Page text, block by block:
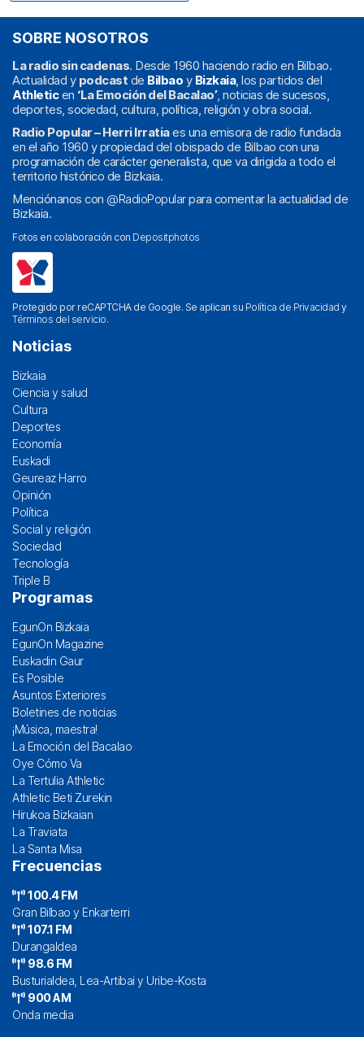
SOBRE NOSOTROS
La radio sin cadenas. Desde 1960 haciendo radio en Bilbao.
Actualidad y podcast de Bilbao y Bizkaia, los partidos del
Athleticen ‘La Emoción del Bacalao’, noticias de sucesos,
deportes, sociedad, cultura, política, religión y obra social.
Radio Popular – Herri Irratiaes una emisora de radio fundada
en el año 1960 y propiedad del obispado de Bilbao con una
programación de carácter generalista, que va dirigida a todo el
territorio histórico de Bizkaia.
Menciónanos con @RadioPopularpara comentar la actualidad de
Bizkaia.
Fotos en colaboración con Depositphotos
Protegido por reCAPTCHA de Google. Se aplican su Política de Privacidad y
Términos del servicio.
Noticias
Bizkaia
Ciencia y salud
Cultura
Deportes
Economía
Euskadi
Geureaz Harro
Opinión
Política
Social y religión
Sociedad
Tecnología
Triple B
Programas
EgunOn Bizkaia
EgunOn Magazine
Euskadin Gaur
Es Posible
Asuntos Exteriores
Boletines de noticias
¡Música, maestra!
La Emoción del Bacalao
Oye Cómo Va
La Tertulia Athletic
Athletic Beti Zurekin
Hirukoa Bizkaian
La Traviata
La Santa Misa
Frecuencias
100.4 FM
Gran Bilbao y Enkarterri
107.1 FM
Durangaldea
98.6 FM
Busturialdea, Lea-Artibai y Uribe-Kosta
900 AM
Onda media